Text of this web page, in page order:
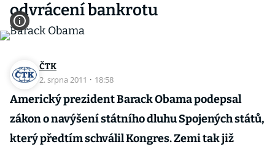
odvrácení bankrotu
ČTK
2. srpna 2011 · 18:58
Americký prezident Barack Obama podepsal
zákon o navýšení státního dluhu Spojených států,
který předtím schválil Kongres. Zemi tak již